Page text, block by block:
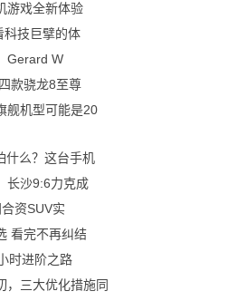
游戏全新体验
科技巨擘的体
Gerard W
款骁龙8至尊
舰机型可能是20
什么？这台手机
长沙9:6力克成
资SUV实
看完不再纠结
时进阶之路
，三大优化措施同